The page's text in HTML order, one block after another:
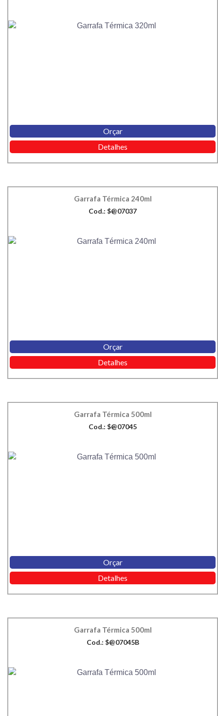
Orçar
Detalhes
Garrafa Térmica 240ml
Cod.: $@07037
Orçar
Detalhes
Garrafa Térmica 500ml
Cod.: $@07045
Orçar
Detalhes
Garrafa Térmica 500ml
Cod.: $@07045B